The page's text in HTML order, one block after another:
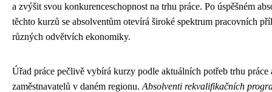
a zvýšit svou konkurenceschopnost na trhu práce. Po úspěšném
těchto kurzů se absolventům otevírá široké spektrum pracovních
různých odvětvích ekonomiky.
Úřad práce pečlivě vybírá kurzy podle aktuálních potřeb trhu práce
zaměstnavatelů v daném regionu. Absolventi rekvalifikačních